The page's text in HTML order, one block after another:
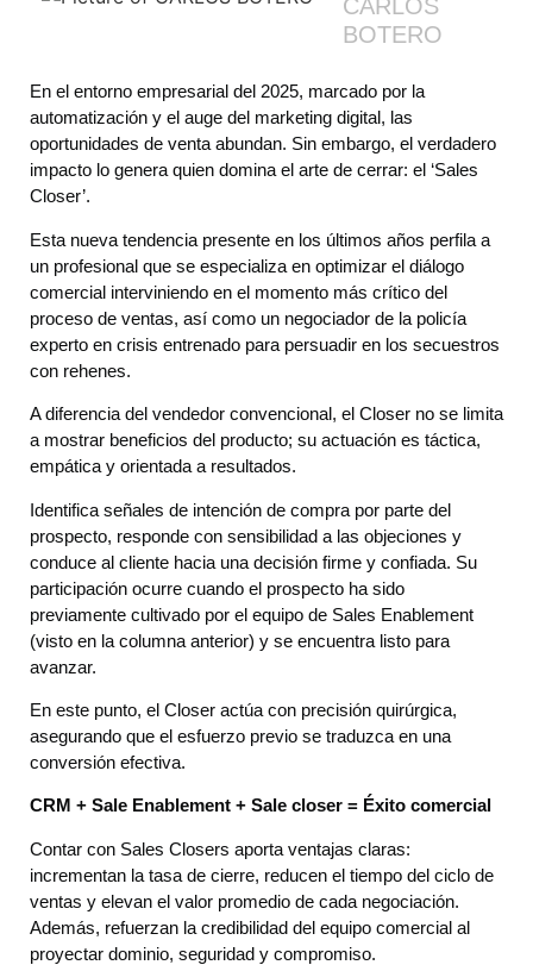
CARLOS
BOTERO
En el entorno empresarial del 2025, marcado por la
automatización y el auge del marketing digital, las
oportunidades de venta abundan. Sin embargo, el verdadero
impacto lo genera quien domina el arte de cerrar: el ‘Sales
Closer’.
Esta nueva tendencia presente en los últimos años perfila a
un profesional que se especializa en optimizar el diálogo
comercial interviniendo en el momento más crítico del
proceso de ventas, así como un negociador de la policía
experto en crisis entrenado para persuadir en los secuestros
con rehenes.
A diferencia del vendedor convencional, el Closer no se limita
a mostrar beneficios del producto; su actuación es táctica,
empática y orientada a resultados.
Identifica señales de intención de compra por parte del
prospecto, responde con sensibilidad a las objeciones y
conduce al cliente hacia una decisión firme y confiada. Su
participación ocurre cuando el prospecto ha sido
previamente cultivado por el equipo de Sales Enablement
(visto en la columna anterior) y se encuentra listo para
avanzar.
En este punto, el Closer actúa con precisión quirúrgica,
asegurando que el esfuerzo previo se traduzca en una
conversión efectiva.
CRM + Sale Enablement + Sale closer = Éxito comercial
Contar con Sales Closers aporta ventajas claras:
incrementan la tasa de cierre, reducen el tiempo del ciclo de
ventas y elevan el valor promedio de cada negociación.
Además, refuerzan la credibilidad del equipo comercial al
proyectar dominio, seguridad y compromiso.